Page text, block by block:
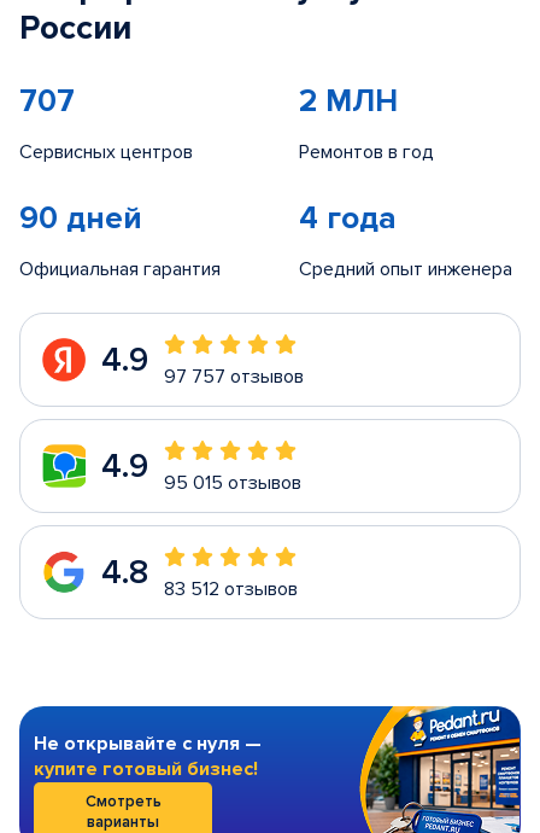
России
707
Сервисных центров
2 МЛН
Ремонтов в год
90 дней
Официальная гарантия
4 года
Средний опыт инженера
4.9 97 757 отзывов
4.9 95 015 отзывов
4.8 83 512 отзывов
Не открывайте с нуля —
купите готовый бизнес!
Смотреть
варианты